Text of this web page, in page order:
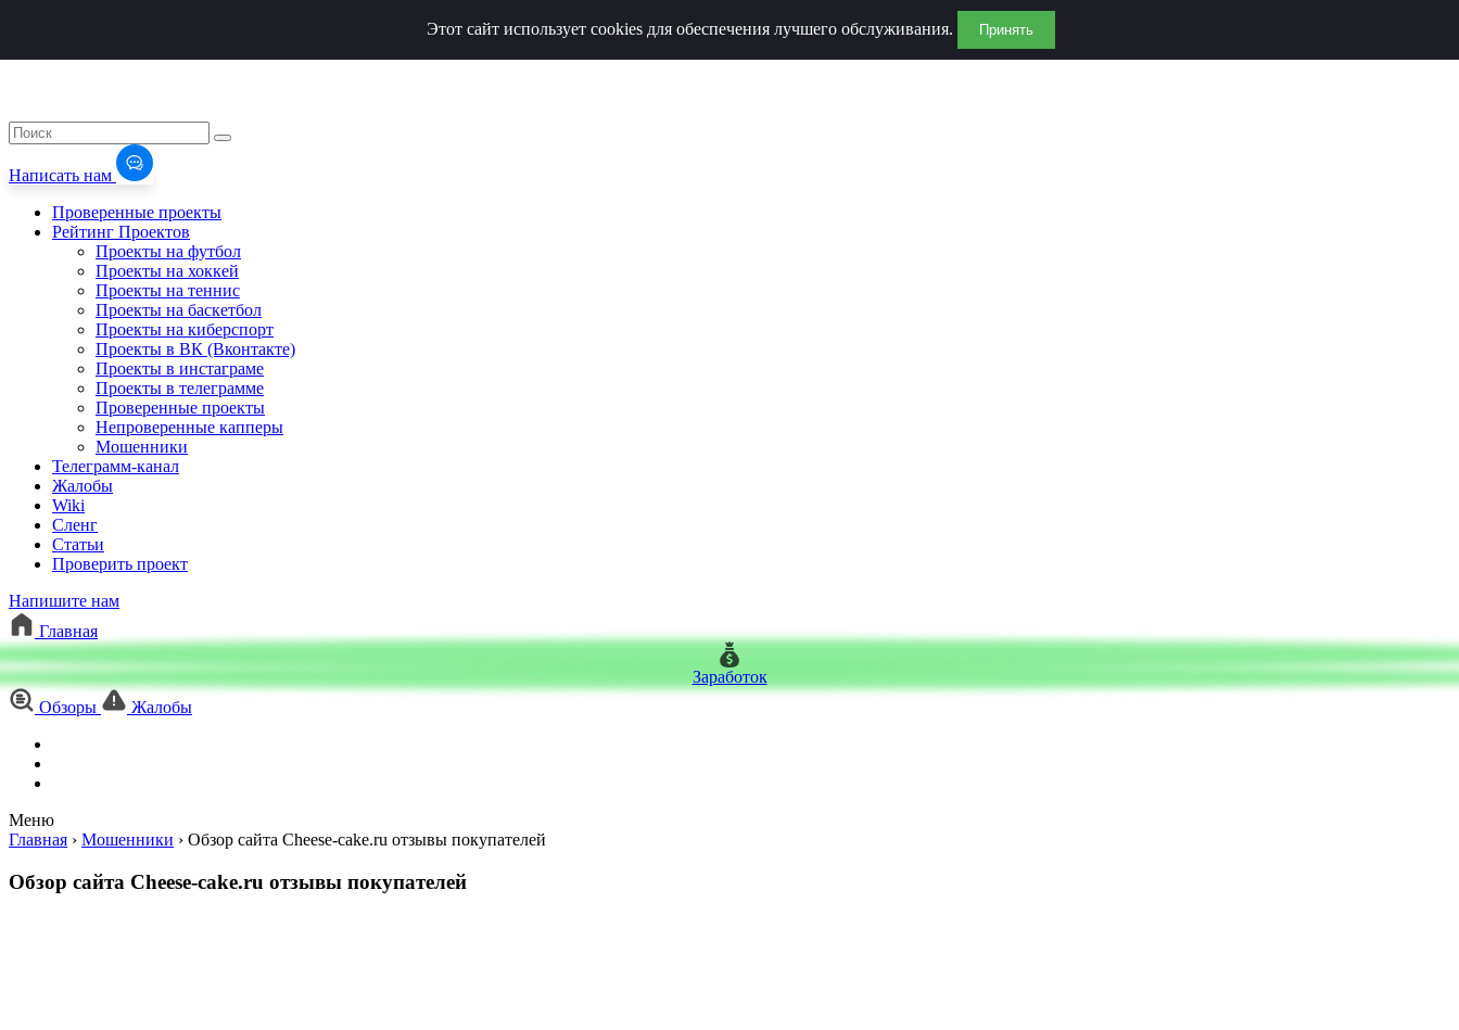
Написать нам
Проверенные проекты
Рейтинг Проектов
Проекты на футбол
Проекты на хоккей
Проекты на теннис
Проекты на баскетбол
Проекты на киберспорт
Проекты в ВК (Вконтакте)
Проекты в инстаграме
Проекты в телеграмме
Проверенные проекты
Непроверенные капперы
Мошенники
Телеграмм-канал
Жалобы
Wiki
Сленг
Статьи
Проверить проект
Напишите нам
Главная
Заработок
Обзоры
Жалобы
Меню
Этот сайт использует cookies для обеспечения лучшего обслуживания. Принять
Главная › Мошенники › Обзор сайта Cheese-cake.ru отзывы покупателей
Обзор сайта Cheese-cake.ru отзывы покупателей